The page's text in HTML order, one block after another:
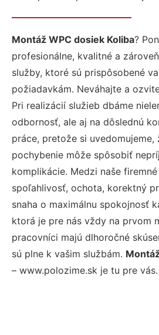
Montáž WPC dosiek Koliba?
profesionálne, kvalitné a
služby, ktoré sú prispôsobené
požiadavkám. Neváhajte a
Pri realizácií služieb dbáme
odbornosť, ale aj na dôslednú
práce, pretože si uvedomujeme,
pochybenie môže spôsobiť
komplikácie. Medzi naše
spoľahlivosť, ochota, korektný
snaha o maximálnu spokojnosť
ktorá je pre nás vždy na prvom
pracovníci majú dlhoročné
sú plne k vašim službám.
– www.polozime.sk je tu pre vás.